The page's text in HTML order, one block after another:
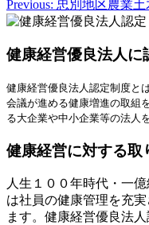
投
稿
ナ
ビ
ゲ
シ
ョ
ン
Previous: 忠別地区農業土
健康経営優良法人に
健康経営優良法人認定制度と
会議が進める健康増進の取組
る大企業や中小企業等の法人
健康経営に対する取
人生１００年時代・一
は社員の健康管理を充
ます。健康経営優良法